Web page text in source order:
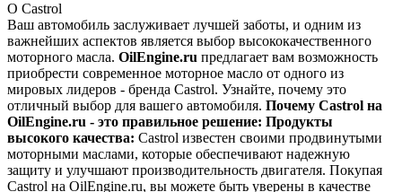
О Castrol
Ваш автомобиль заслуживает лучшей заботы, и одним из
важнейших аспектов является выбор высококачественного
моторного масла. OilEngine.ru предлагает вам возможность
приобрести современное моторное масло от одного из
мировых лидеров - бренда Castrol. Узнайте, почему это
отличный выбор для вашего автомобиля. Почему Castrol на
OilEngine.ru - это правильное решение: Продукты
высокого качества: Castrol известен своими продвинутыми
моторными маслами, которые обеспечивают надежную
защиту и улучшают производительность двигателя. Покупая
Castrol на OilEngine.ru, вы можете быть уверены в качестве